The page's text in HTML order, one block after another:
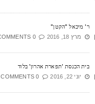
מיכאל "הקטן"
מרץ 18, 2016 0 COMMENTS
הכנסת 'תפארת אהרון' בלוד
יוני 22, 2016 0 COMMENTS